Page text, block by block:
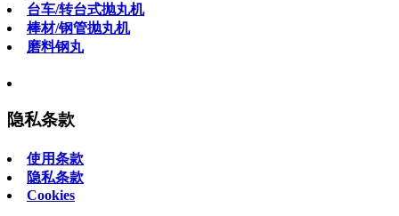
台车/转台式抛丸机
棒材/钢管抛丸机
磨料钢丸
隐私条款
使用条款
隐私条款
Cookies